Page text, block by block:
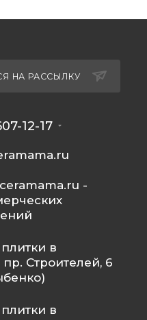
НА РАССЫЛКУ
12-17
-
в
Строителей, 6
в